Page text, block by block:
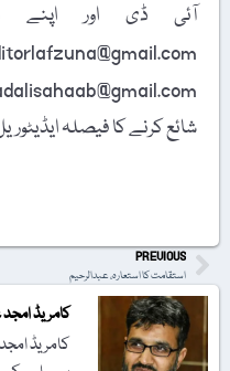
آئی ڈی اور اپنے
شائع کرنے کا فیصلہ
PREVIOUS
استقامت کا استعارہ، عبدالرحیم
کامریڈ
کامریڈ